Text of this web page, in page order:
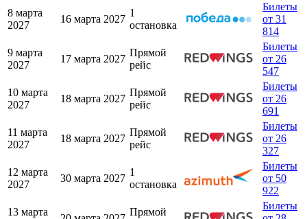
8 марта
2027
16 марта 2027
1
остановка
Билеты
от 31
814
9 марта
2027
17 марта 2027
Прямой
рейс
Билеты
от 26
547
10 марта
2027
18 марта 2027
Прямой
рейс
Билеты
от 26
691
11 марта
2027
18 марта 2027
Прямой
рейс
Билеты
от 26
327
12 марта
2027
30 марта 2027
1
остановка
Билеты
от 50
922
13 марта
Прямой
Билеты